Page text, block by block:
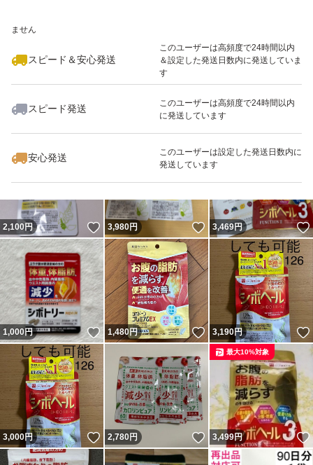
ません
スピード＆安心発送
このユーザーは高頻度で24時間以内
＆設定した発送日数内に発送していま
す
スピード発送
このユーザーは高頻度で24時間以内
に発送しています
安心発送
このユーザーは設定した発送日数内に
発送しています
いいね！
1,580
2,100円 いいね！
3,980円 いいね！
3,469円
1,000円 いいね！
1,480円 いいね！
3,190円
3,000円 いいね！
2,780円 いいね！
3,499円
最大10%対象